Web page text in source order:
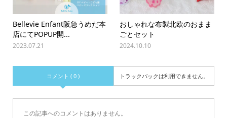
Bellevie Enfant阪急うめだ本
店にてPOPUP開...
2023.07.21
おしゃれな布製北欧のおまま
ごとセット
2024.10.10
コメント ( 0 ) トラックバックは利用できません。
この記事へのコメントはありません。